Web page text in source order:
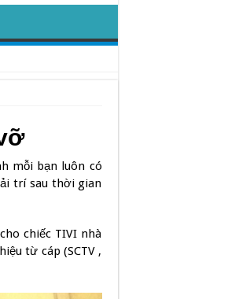
mỗi bạn luôn có
trí sau thời gian
chiếc TIVI nhà
từ cáp (SCTV ,